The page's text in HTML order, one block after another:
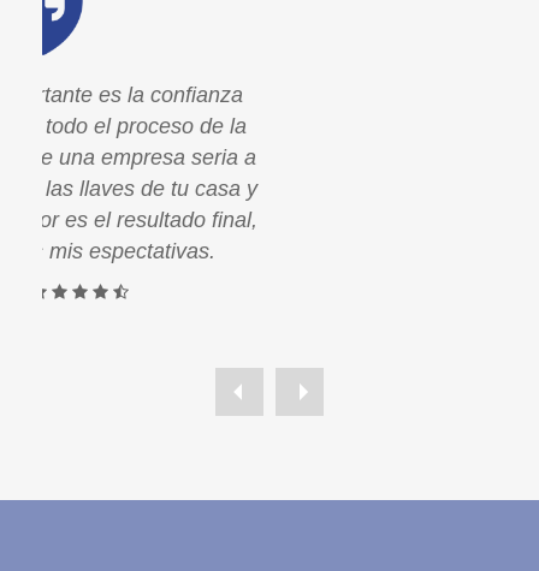
Para mi lo más importante es la confianza
que me dio Paco con todo el proceso de la
obra. La tranquilidad de una empresa seria a
la que tu puedas dejar las llaves de tu casa y
estar tranquila. Lo mejor es el resultado final,
superó con creces mis espectativas.